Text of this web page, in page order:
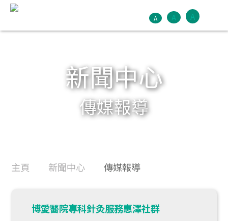
A A A
新聞中心
傳媒報導
主頁 新聞中心 傳媒報導
博愛醫院專科針灸服務惠澤社群